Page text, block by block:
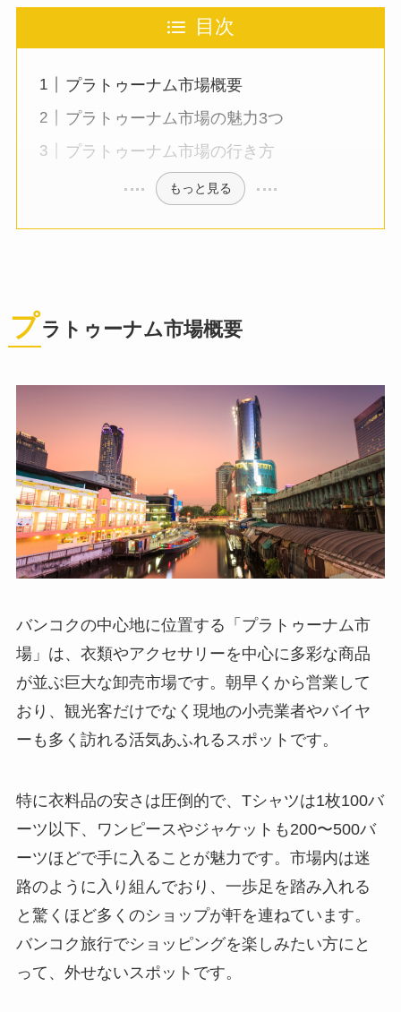
目次
プラトゥーナム市場概要
プラトゥーナム市場の魅力3つ
プラトゥーナム市場の行き方
もっと見る
プラトゥーナム市場概要
バンコクの中心地に位置する「プラトゥーナム市
場」は、衣類やアクセサリーを中心に多彩な商品
が並ぶ巨大な卸売市場です。朝早くから営業して
おり、観光客だけでなく現地の小売業者やバイヤ
ーも多く訪れる活気あふれるスポットです。
特に衣料品の安さは圧倒的で、Tシャツは1枚100バ
ーツ以下、ワンピースやジャケットも200〜500バ
ーツほどで手に入ることが魅力です。市場内は迷
路のように入り組んでおり、一歩足を踏み入れる
と驚くほど多くのショップが軒を連ねています。
バンコク旅行でショッピングを楽しみたい方にと
って、外せないスポットです。